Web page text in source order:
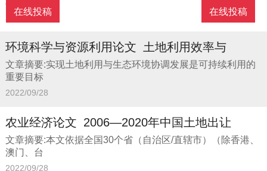
2022/09/30
环境科学与资源利用论文_土地利用效率与
文章摘要:实现土地利用与生态环境协调发展是可持续利用的
重要目标
2022/09/28
农业经济论文_2006—2020年中国土地出让
文章摘要:本文依据全国30个省（自治区/直辖市）（除香港、
澳门、台
2022/09/28
在线投稿
在线投稿